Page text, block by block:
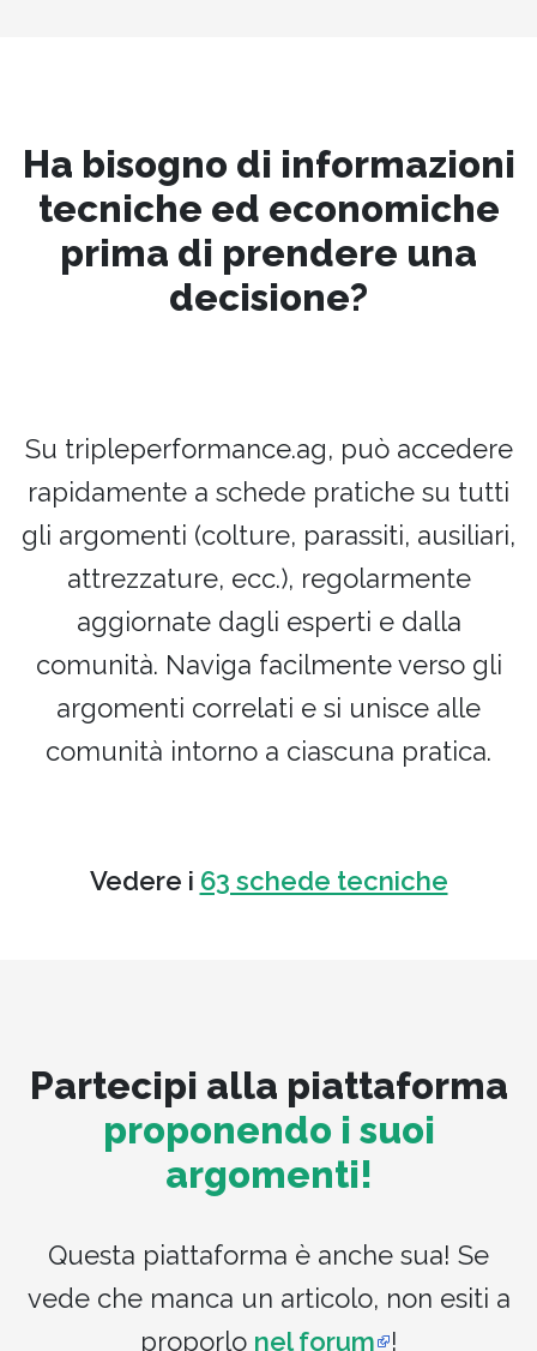
Ha bisogno di informazioni
tecniche ed economiche
prima di prendere una
decisione?
Su tripleperformance.ag, può accedere
rapidamente a schede pratiche su tutti
gli argomenti (colture, parassiti, ausiliari,
attrezzature, ecc.), regolarmente
aggiornate dagli esperti e dalla
comunità. Naviga facilmente verso gli
argomenti correlati e si unisce alle
comunità intorno a ciascuna pratica.
Vedere i 63 schede tecniche
Partecipi alla piattaforma
proponendo i suoi
argomenti!
Questa piattaforma è anche sua! Se
vede che manca un articolo, non esiti a
proporlo nel forum !